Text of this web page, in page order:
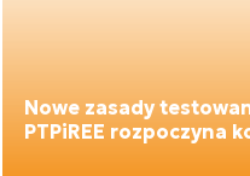
Nowe zasady
PTPiREE rozpoczyna